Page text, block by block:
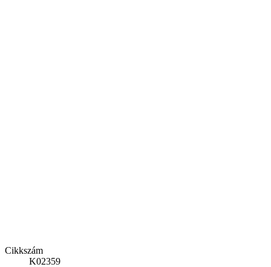
Cikkszám
K02359